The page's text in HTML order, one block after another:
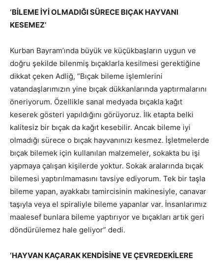
‘BİLEME İYİ OLMADIĞI SÜRECE BIÇAK HAYVANI
KESEMEZ’
Kurban Bayram’ında büyük ve küçükbaşların uygun ve
doğru şekilde bilenmiş bıçaklarla kesilmesi gerektiğine
dikkat çeken Adliğ, “Bıçak bileme işlemlerini
vatandaşlarımızın yine bıçak dükkanlarında yaptırmalarını
öneriyorum. Özellikle sanal medyada bıçakla kağıt
keserek gösteri yapıldığını görüyoruz. İlk etapta belki
kalitesiz bir bıçak da kağıt kesebilir. Ancak bileme iyi
olmadığı sürece o bıçak hayvanınızı kesmez. İşletmelerde
bıçak bilemek için kullanılan malzemeler, sokakta bu işi
yapmaya çalışan kişilerde yoktur. Sokak aralarında bıçak
bilemesi yaptırılmamasını tavsiye ediyorum. Tek bir taşla
bileme yapan, ayakkabı tamircisinin makinesiyle, canavar
taşıyla veya el spiraliyle bileme yapanlar var. İnsanlarımız
maalesef bunlara bileme yaptırıyor ve bıçakları artık geri
döndürülemez hale geliyor” dedi.
‘HAYVAN KAÇARAK KENDİSİNE VE ÇEVREDEKİLERE